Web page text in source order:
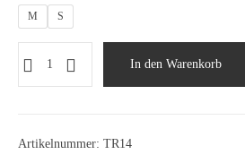
M S
In den Warenkorb
Artikelnummer: TR14